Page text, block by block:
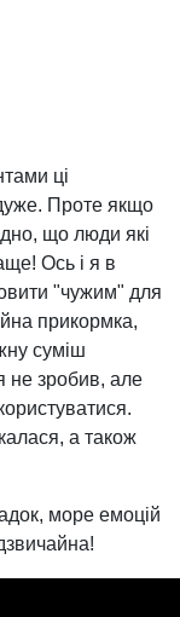
ці
Проте якщо
що люди які
Ось і я в
"чужим" для
прикормка,
суміш
не зробив, але
а також
море емоцій